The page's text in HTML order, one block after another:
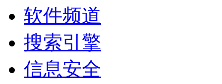
软件频道
搜索引擎
信息安全